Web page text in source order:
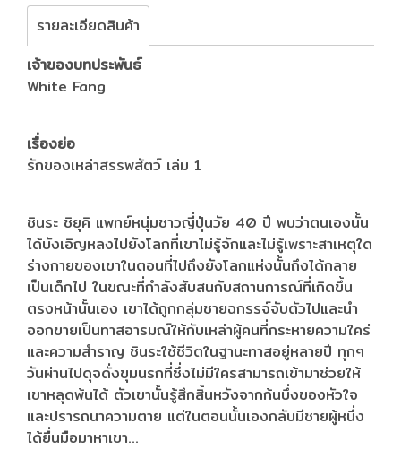
รายละเอียดสินค้า
เจ้าของบทประพันธ์
White Fang
เรื่องย่อ
รักของเหล่าสรรพสัตว์ เล่ม 1
ชินระ ชิยุคิ แพทย์หนุ่มชาวญี่ปุ่นวัย 40 ปี พบว่าตนเองนั้น
ได้บังเอิญหลงไปยังโลกที่เขาไม่รู้จักและไม่รู้เพราะสาเหตุใด
ร่างกายของเขาในตอนที่ไปถึงยังโลกแห่งนั้นถึงได้กลาย
เป็นเด็กไป ในขณะที่กำลังสับสนกับสถานการณ์ที่เกิดขึ้น
ตรงหน้านั้นเอง เขาได้ถูกกลุ่มชายฉกรรจ์จับตัวไปและนำ
ออกขายเป็นทาสอารมณ์ให้กับเหล่าผู้คนที่กระหายความใคร่
และความสำราญ ชินระใช้ชีวิตในฐานะทาสอยู่หลายปี ทุกๆ
วันผ่านไปดุจดั่งขุมนรกที่ซึ่งไม่มีใครสามารถเข้ามาช่วยให้
เขาหลุดพ้นได้ ตัวเขานั้นรู้สึกสิ้นหวังจากก้นบึ่งของหัวใจ
และปรารถนาความตาย แต่ในตอนนั้นเองกลับมีชายผู้หนึ่ง
ได้ยื่นมือมาหาเขา...